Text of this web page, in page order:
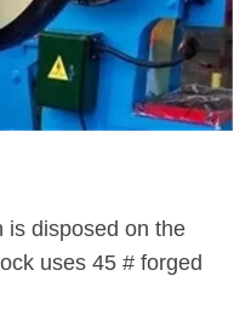
is disposed on the
uses 45 # forged